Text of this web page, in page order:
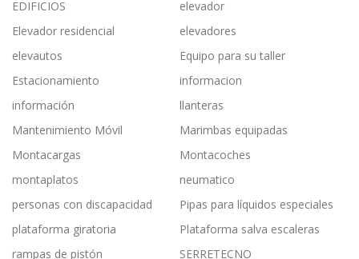
EDIFICIOS
elevador
Elevador residencial
elevadores
elevautos
Equipo para su taller
Estacionamiento
informacion
información
llanteras
Mantenimiento Móvil
Marimbas equipadas
Montacargas
Montacoches
montaplatos
neumatico
personas con discapacidad
Pipas para líquidos especiales
plataforma giratoria
Plataforma salva escaleras
rampas de pistón
SERRETECNO